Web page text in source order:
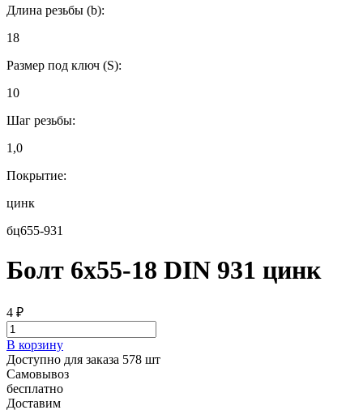
Длина резьбы (b):
18
Размер под ключ (S):
10
Шаг резьбы:
1,0
Покрытие:
цинк
бц655-931
Болт 6х55-18 DIN 931 цинк
4 ₽
В корзину
Доступно для заказа 578 шт
Самовывоз
бесплатно
Доставим